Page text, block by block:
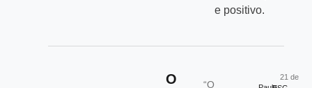
e positivo.
O
“O
21 de